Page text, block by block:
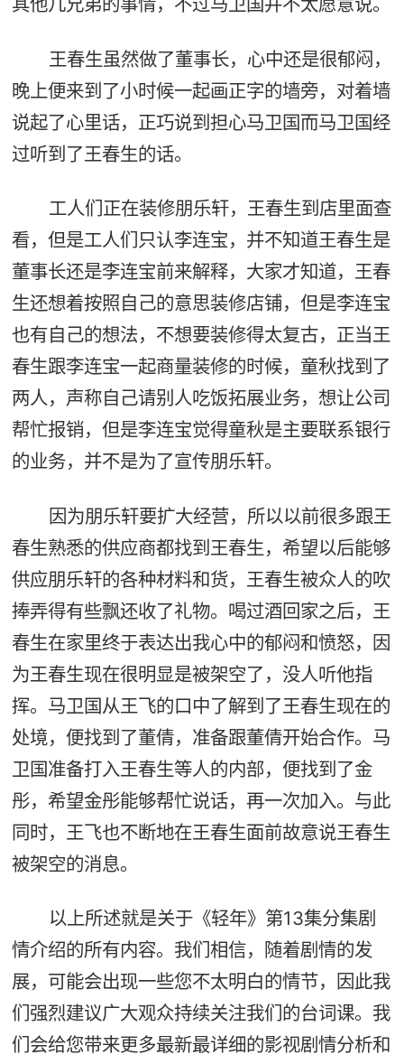
王春生虽然做了董事长，心中还是很郁闷，
晚上便来到了小时候一起画正字的墙旁，对着墙
说起了心里话，正巧说到担心马卫国而马卫国经
过听到了王春生的话。
工人们正在装修朋乐轩，王春生到店里面查
看，但是工人们只认李连宝，并不知道王春生是
董事长还是李连宝前来解释，大家才知道，王春
生还想着按照自己的意思装修店铺，但是李连宝
也有自己的想法，不想要装修得太复古，正当王
春生跟李连宝一起商量装修的时候，童秋找到了
两人，声称自己请别人吃饭拓展业务，想让公司
帮忙报销，但是李连宝觉得童秋是主要联系银行
的业务，并不是为了宣传朋乐轩。
因为朋乐轩要扩大经营，所以以前很多跟王
春生熟悉的供应商都找到王春生，希望以后能够
供应朋乐轩的各种材料和货，王春生被众人的吹
捧弄得有些飘还收了礼物。喝过酒回家之后，王
春生在家里终于表达出我心中的郁闷和愤怒，因
为王春生现在很明显是被架空了，没人听他指
挥。马卫国从王飞的口中了解到了王春生现在的
处境，便找到了董倩，准备跟董倩开始合作。马
卫国准备打入王春生等人的内部，便找到了金
彤，希望金彤能够帮忙说话，再一次加入。与此
同时，王飞也不断地在王春生面前故意说王春生
被架空的消息。
以上所述就是关于《轻年》第13集分集剧
情介绍的所有内容。我们相信，随着剧情的发
展，可能会出现一些您不太明白的情节，因此我
们强烈建议广大观众持续关注我们的台词课。我
们会给您带来更多最新最详细的影视剧情分析和